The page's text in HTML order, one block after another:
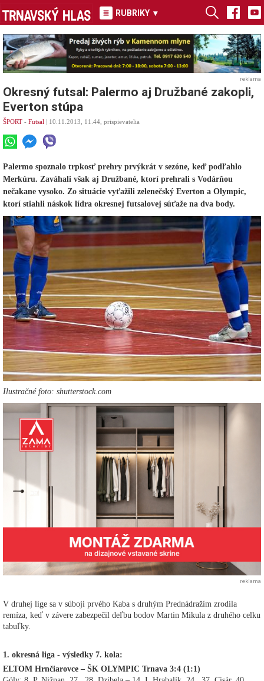
RUBRIKY ▾
reklama
Okresný futsal: Palermo aj Družbané zakopli,
Everton stúpa
ŠPORT - Futsal | 10.11.2013, 11.44, prispievatelia
Palermo spoznalo trpkosť prehry prvýkrát v sezóne, keď podľahlo
Merkúru. Zaváhali však aj Družbané, ktorí prehrali s Vodárňou
nečakane vysoko. Zo situácie vyťažili zelenečský Everton a Olympic,
ktorí stiahli náskok lídra okresnej futsalovej súťaže na dva body.
Ilustračné foto: shutterstock.com
reklama
V druhej lige sa v súboji prvého Kaba s druhým Prednádražím zrodila
remíza, keď v závere zabezpečil deľbu bodov Martin Mikula z druhého celku
tabuľky.
1. okresná liga - výsledky 7. kola:
ELTOM Hrnčiarovce – ŠK OLYMPIC Trnava 3:4 (1:1)